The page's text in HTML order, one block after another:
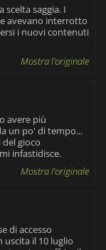
scelta saggia. I
avevano interrotto
i nuovi contenuti
Mostra l'originale
avere più
un po' di tempo...
gioco
infastidisce.
Mostra l'originale
di accesso
il 10 luglio